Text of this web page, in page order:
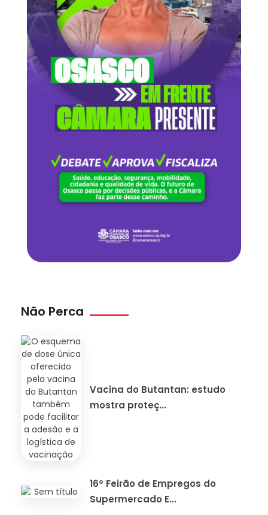
Não Perca
Vacina do Butantan: estudo
mostra proteç...
16º Feirão de Empregos do
Supermercado E...